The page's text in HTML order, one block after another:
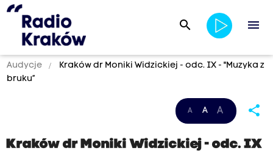
search menu
Audycje
Kraków dr Moniki Widzickiej - odc. IX - "Muzyka z
bruku”
A A A share
Kraków dr Moniki Widzickiej - odc. IX